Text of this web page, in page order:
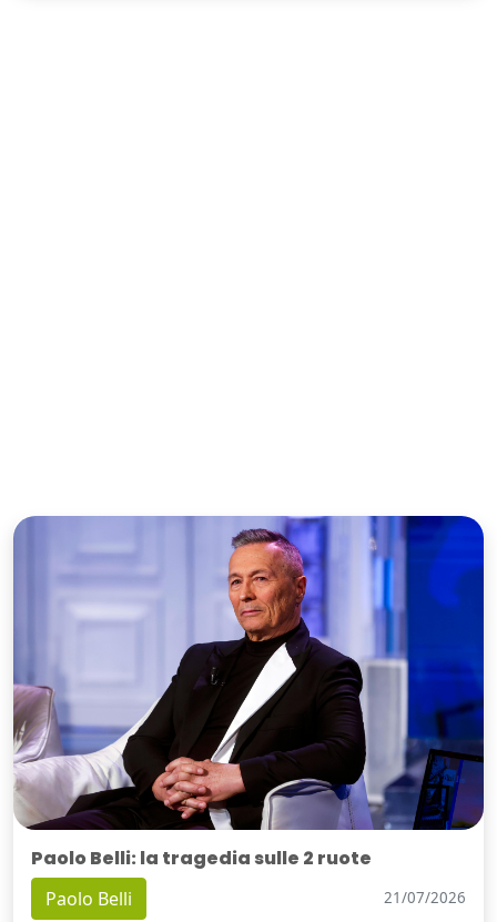
Paolo Belli: la tragedia sulle 2 ruote
Paolo Belli 21/07/2026